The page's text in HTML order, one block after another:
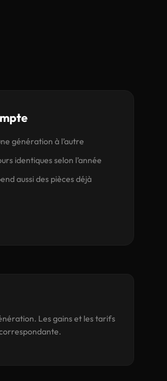
génération à l’autre
identiques selon l’année
aussi des pièces déjà
Les gains et les tarifs